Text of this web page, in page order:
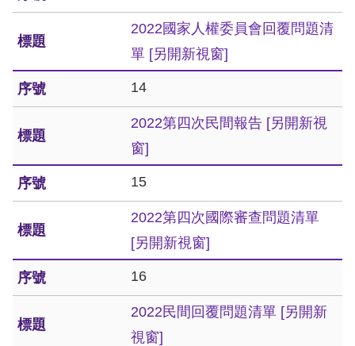
政
策
隱
私
保
護
政
策
政
府
網
2022國家人權委員會回覆問題清
單 [另開新視窗]
14
2022第四次民間報告 [另開新視
窗]
15
2022第四次國際審查問題清單
[另開新視窗]
16
2022民間回覆問題清單 [另開新
視窗]